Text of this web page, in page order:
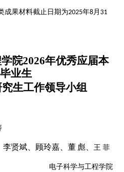
成果材料截止日期为2025年8 月 31
院2026年优秀应届本
业生
生工作领导小组
李贤斌 顾玲嘉 、董 彪 王 菲
电子科学与工程学院